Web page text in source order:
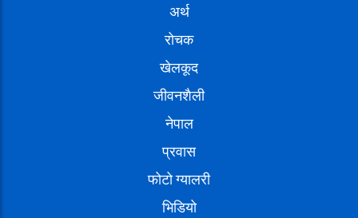
अर्थ
रोचक
खेलकूद
जीवनशैली
नेपाल
प्रवास
फोटो ग्यालरी
भिडियो